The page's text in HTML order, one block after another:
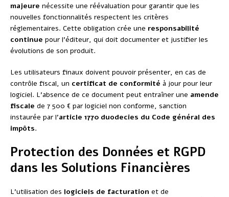
majeure nécessite une réévaluation pour garantir que les
nouvelles fonctionnalités respectent les critères
réglementaires. Cette obligation crée une responsabilité
continue pour l’éditeur, qui doit documenter et justifier les
évolutions de son produit.
Les utilisateurs finaux doivent pouvoir présenter, en cas de
contrôle fiscal, un certificat de conformité à jour pour leur
logiciel. L’absence de ce document peut entraîner une amende
fiscale de 7 500 € par logiciel non conforme, sanction
instaurée par l’article 1770 duodecies du Code général des
impôts.
Protection des Données et RGPD
dans les Solutions Financières
L’utilisation des logiciels de facturation et de